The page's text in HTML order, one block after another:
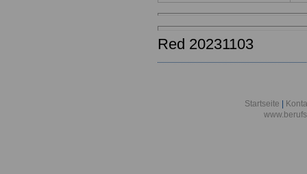
Red 20231103
Startseite